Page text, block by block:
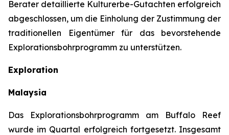
Berater detaillierte Kulturerbe-Gutachten erfolgreich
abgeschlossen, um die Einholung der Zustimmung der
traditionellen Eigentümer für das bevorstehende
Explorationsbohrprogramm zu unterstützen.
Exploration
Malaysia
Das Explorationsbohrprogramm am Buffalo Reef
wurde im Quartal erfolgreich fortgesetzt. Insgesamt